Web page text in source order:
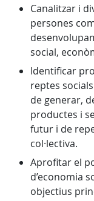
Canalitzar i
persones
social,
Identificar
reptes
de generar,
productes i
futur i de
col·lectiva.
Aprofitar el
d’economia
objectius